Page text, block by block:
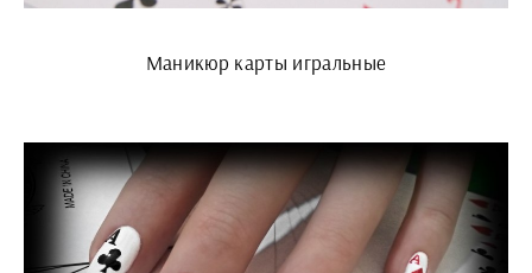
Маникюр карты игральные